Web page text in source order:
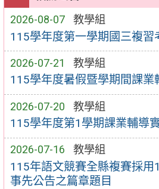
2026-08-07 教學組
115學年度第一學期國三複習
2026-07-21 教學組
115學年度暑假暨學期間課業
2026-07-20 教學組
115學年度第1學期課業輔導
2026-07-16 教學組
115年語文競賽全縣複賽採
事先公告之篇章題目